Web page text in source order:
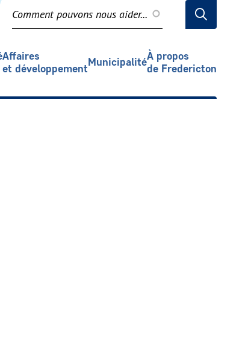
Affaires
et développementMunicipalitéÀ propos
de Fredericton